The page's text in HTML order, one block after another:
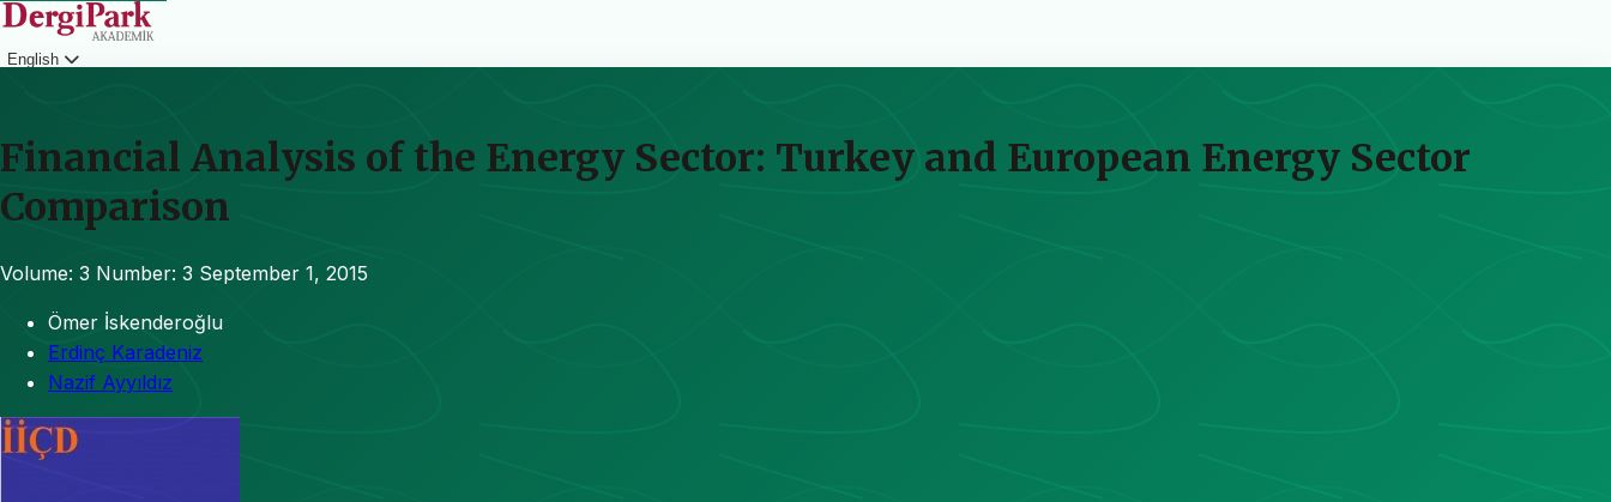
English
Financial Analysis of the Energy Sector: Turkey and European Energy Sector
Comparison
Volume: 3 Number: 3 September 1, 2015
Ömer İskenderoğlu
Erdinç Karadeniz
Nazif Ayyıldız